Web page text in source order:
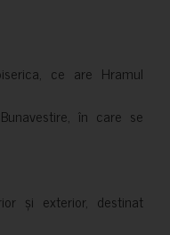
ce are Hramul
în care se
și exterior, destinat